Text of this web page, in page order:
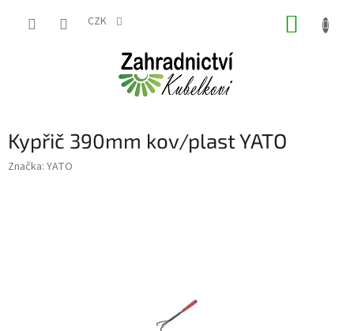
CZK
Kypřič 390mm kov/plast YATO
Značka: YATO